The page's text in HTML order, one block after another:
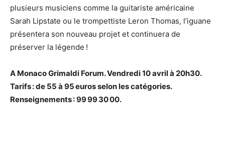
plusieurs musiciens comme la guitariste américaine
Sarah Lipstate ou le trompettiste Leron Thomas, l’iguane
présentera son nouveau projet et continuera de
préserver la légende !
A Monaco Grimaldi Forum. Vendredi 10 avril à 20h30.
Tarifs : de 55 à 95 euros selon les catégories.
Renseignements : 99 99 30 00.